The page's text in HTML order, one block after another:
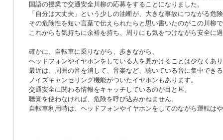
国語の授業で交通安全川柳の応募をすることになりました。
「自分は大丈夫」という少しの油断が、大きな事故につながる危
その危険性を短い言葉で伝えられたらと思い書いたのがこの川柳
これからも気持ちに余裕を持ち、周りにも気をつけながら安全に
確かに、自転車に乗りながら、歩きながら、
ヘッドフォンやイヤホンをしている人を見かけることは少なくあ
最近は、周囲の音を消して、音楽など、聴いている音に集中できる
ノイズキャンセリング機能がついたイヤホンもあります。
交通安全に関わる情報をキャッチしているのが目と耳。
聴覚を使わなければ、危険を呼び込みかねません。
自転車利用時は、ヘッドフォンやイヤホンをしてのながら運転は